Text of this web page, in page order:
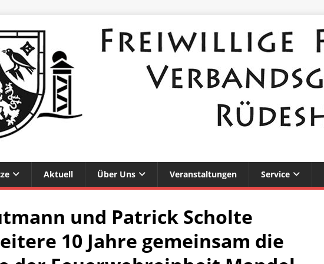
Aktuell Über Uns Veranstaltungen Service
und Patrick Scholte
10 Jahre gemeinsam die